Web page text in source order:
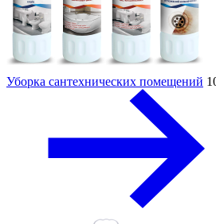
Уборка сантехнических помещений